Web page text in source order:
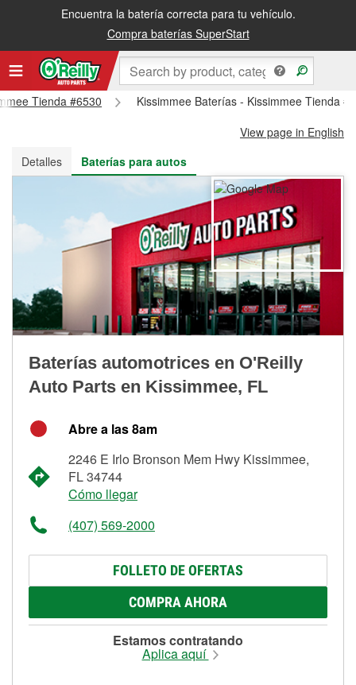
Encuentra la batería correcta para tu vehículo.
Compra baterías SuperStart
Recibe tu orden gratis al día siguiente o recógela en la tienda
Tienda #6530
Kissimmee Baterías - Kissimmee Tienda
View page in English
Detalles
Baterías para autos
Baterías automotrices en O'Reilly
Auto Parts en Kissimmee, FL
Abre a las 8am
2246 E Irlo Bronson Mem Hwy Kissimmee,
FL 34744
Cómo llegar
(407) 569-2000
FOLLETO DE OFERTAS
COMPRA AHORA
Estamos contratando
Aplica aquí